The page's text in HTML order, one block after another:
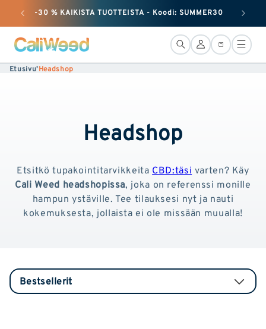
huomiotta
ja siirry
sisältöön
-30 % KAIKISTA TUOTTEISTA - Koodi: SUMMER30
YhteysKori
Etusivu'Headshop
Headshop
Etsitkö tupakointitarvikkeita CBD:täsi varten? Käy
Cali Weed headshopissa, joka on referenssi monille
hampun ystäville. Tee tilauksesi nyt ja nauti
kokemuksesta, jollaista ei ole missään muualla!